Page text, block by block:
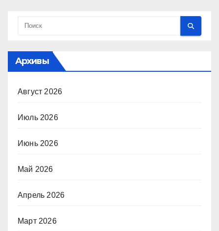
Архивы
Август 2026
Июль 2026
Июнь 2026
Май 2026
Апрель 2026
Март 2026